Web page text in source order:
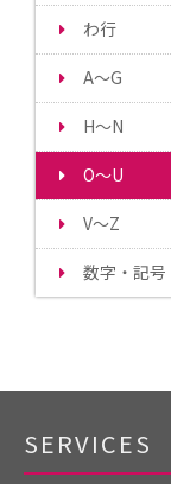
わ行
A～G
H～N
O～U
V～Z
数字・記号
SERVICES